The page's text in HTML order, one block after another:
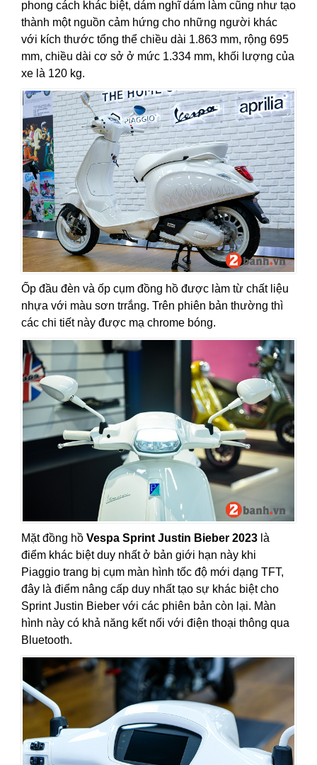
phong cách khác biệt, dám nghĩ dám làm cũng như tạo
thành một nguồn cảm hứng cho những người khác
với kích thước tổng thể chiều dài 1.863 mm, rộng 695
mm, chiều dài cơ sở ở mức 1.334 mm, khối lượng của
xe là 120 kg.
Ốp đầu đèn và ốp cụm đồng hồ được làm từ chất liệu
nhựa với màu sơn trrắng. Trên phiên bản thường thì
các chi tiết này được mạ chrome bóng.
Mặt đồng hồ Vespa Sprint Justin Bieber 2023 là
điểm khác biệt duy nhất ở bản giới hạn này khi
Piaggio trang bị cụm màn hình tốc độ mới dạng TFT,
đây là điểm nâng cấp duy nhất tạo sự khác biệt cho
Sprint Justin Bieber với các phiên bản còn lại. Màn
hình này có khả năng kết nối với điện thoại thông qua
Bluetooth.